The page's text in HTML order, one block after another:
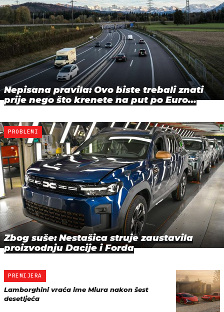
Nepisana pravila: Ovo biste trebali znati
prije nego što krenete na put po Euro…
PROBLEMI
Zbog suše: Nestašica struje zaustavila
proizvodnju Dacije i Forda
PREMIJERA
Lamborghini vraća ime Miura nakon šest
desetljeća